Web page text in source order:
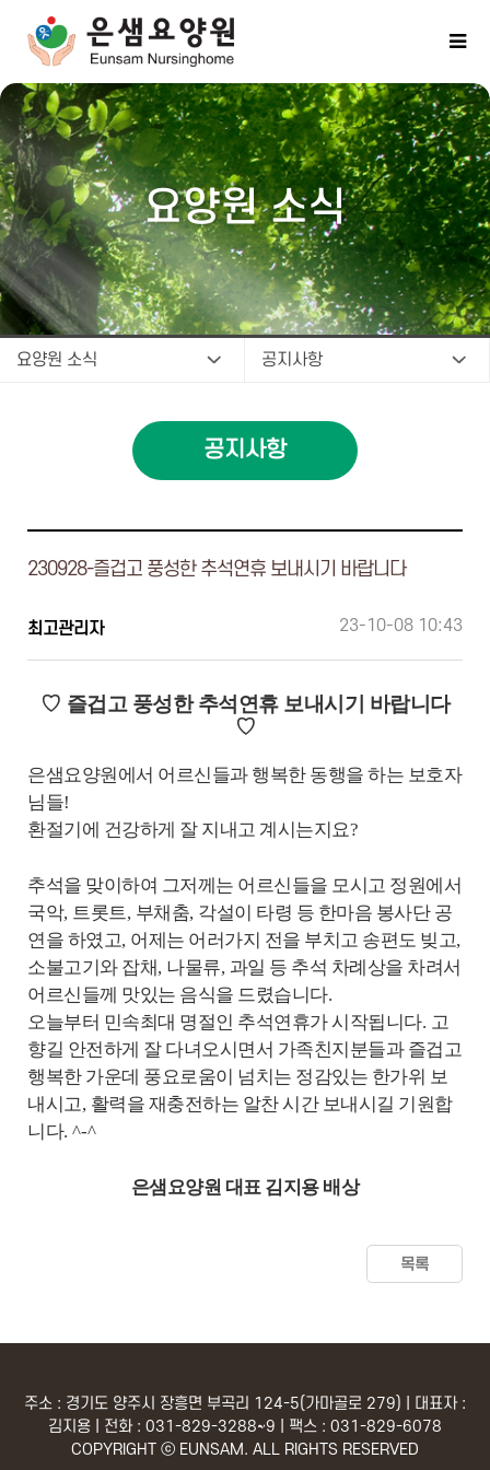
요양원 소식
요양원 소식 공지사항
공지사항
230928-즐겁고 풍성한 추석연휴 보내시기 바랍니다
최고관리자 23-10-08 10:43
♡ 즐겁고 풍성한 추석연휴 보내시기 바랍니다
♡
은샘요양원에서 어르신들과 행복한 동행을 하는 보호자
님들!
환절기에 건강하게 잘 지내고 계시는지요?
추석을 맞이하여 그저께는 어르신들을 모시고 정원에서
국악, 트롯트, 부채춤, 각설이 타령 등 한마음 봉사단 공
연을 하였고, 어제는 어러가지 전을 부치고 송편도 빚고,
소불고기와 잡채, 나물류, 과일 등 추석 차례상을 차려서
어르신들께 맛있는 음식을 드렸습니다.
오늘부터 민속최대 명절인 추석연휴가 시작됩니다. 고
향길 안전하게 잘 다녀오시면서 가족친지분들과 즐겁고
행복한 가운데 풍요로움이 넘치는 정감있는 한가위 보
내시고, 활력을 재충전하는 알찬 시간 보내시길 기원합
니다. ^-^
은샘요양원 대표 김지용 배상
목록
주소 : 경기도 양주시 장흥면 부곡리 124-5(가마골로 279) | 대표자 :
김지용 | 전화 : 031-829-3288~9 | 팩스 : 031-829-6078
COPYRIGHT ⓒ EUNSAM. ALL RIGHTS RESERVED